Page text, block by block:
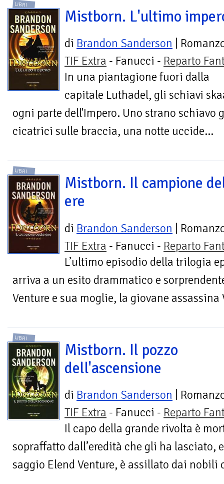
LIBRI
Mistborn. L'ultimo
di Brandon Sanderson |
TIF Extra - Fanucci - Reparto
In una piantagione fuori dalla
capitale Luthadel, gli schiavi
ogni parte dell'Impero. Uno strano schiavo
cicatrici sulle braccia, una notte uccide...
LIBRI
Mistborn. Il campione
ere
di Brandon Sanderson |
TIF Extra - Fanucci - Reparto
L’ultimo episodio della trilogia
arriva a un esito drammatico e
Venture e sua moglie, la giovane
LIBRI
Mistborn. Il pozzo
dell'ascensione
di Brandon Sanderson |
TIF Extra - Fanucci - Reparto
Il capo della grande rivolta è
sopraffatto dall’eredità che gli ha lasciato,
saggio Elend Venture, è assillato dai nobili